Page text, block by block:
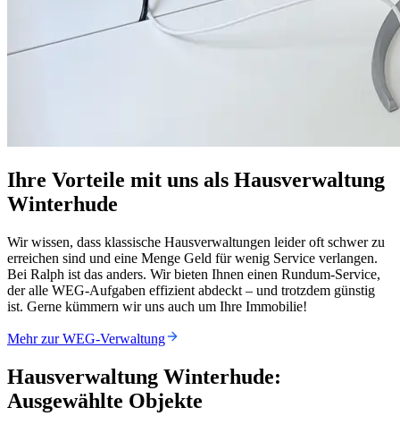
Ihre Vorteile mit uns als Hausverwaltung
Winterhude
Wir wissen, dass klassische Hausverwaltungen leider oft schwer zu
erreichen sind und eine Menge Geld für wenig Service verlangen.
Bei Ralph ist das anders. Wir bieten Ihnen einen Rundum-Service,
der alle WEG-Aufgaben effizient abdeckt – und trotzdem günstig
ist. Gerne kümmern wir uns auch um Ihre Immobilie!
Mehr zur WEG-Verwaltung
Hausverwaltung Winterhude:
Ausgewählte Objekte